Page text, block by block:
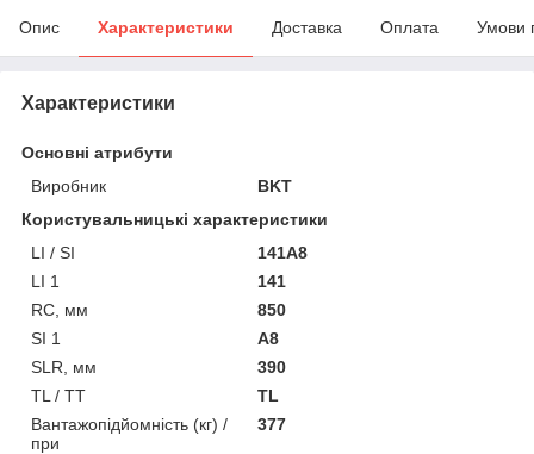
Опис Характеристики Доставка Оплата Умови
Характеристики
Основні атрибути
Виробник
BKT
Користувальницькі характеристики
LI / SI
141A8
LI 1
141
RC, мм
850
SI 1
A8
SLR, мм
390
TL / TT
TL
Вантажопідйомність (кг) /
при
377